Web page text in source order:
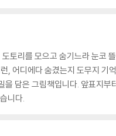
토리를 모으고 숨기느라 눈코
, 어디에다 숨겼는지 도무지
을 담은 그림책입니다. 앞표지
니다.